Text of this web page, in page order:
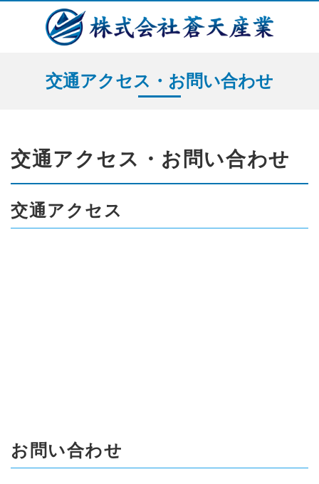
交通アクセス・お問い合わせ
交通アクセス・お問い合わせ
交通アクセス
お問い合わせ